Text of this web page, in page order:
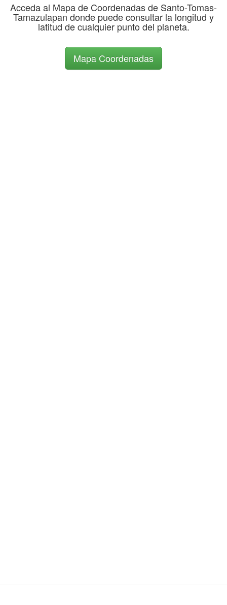
Acceda al Mapa de Coordenadas de Santo-Tomas-
Tamazulapan donde puede consultar la longitud y
latitud de cualquier punto del planeta.
Mapa Coordenadas